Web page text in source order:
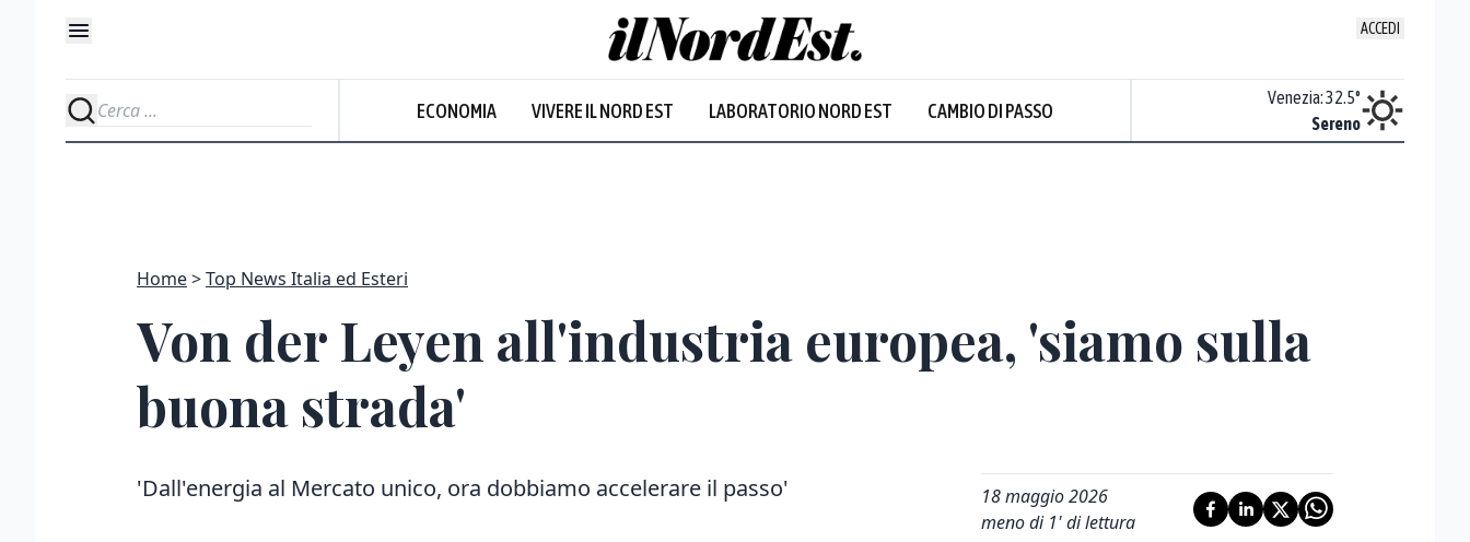
ACCEDI
ECONOMIA VIVERE IL NORD EST LABORATORIO NORD EST CAMBIO DI PASSO
Prevalentemente soleggiato
Venezia:32.5°
Sereno
Home Top News Italia ed Esteri
Von der Leyen all'industria europea, 'siamo sulla
buona strada'
'Dall'energia al Mercato unico, ora dobbiamo accelerare il passo'
18 maggio 2026
meno di 1' di lettura